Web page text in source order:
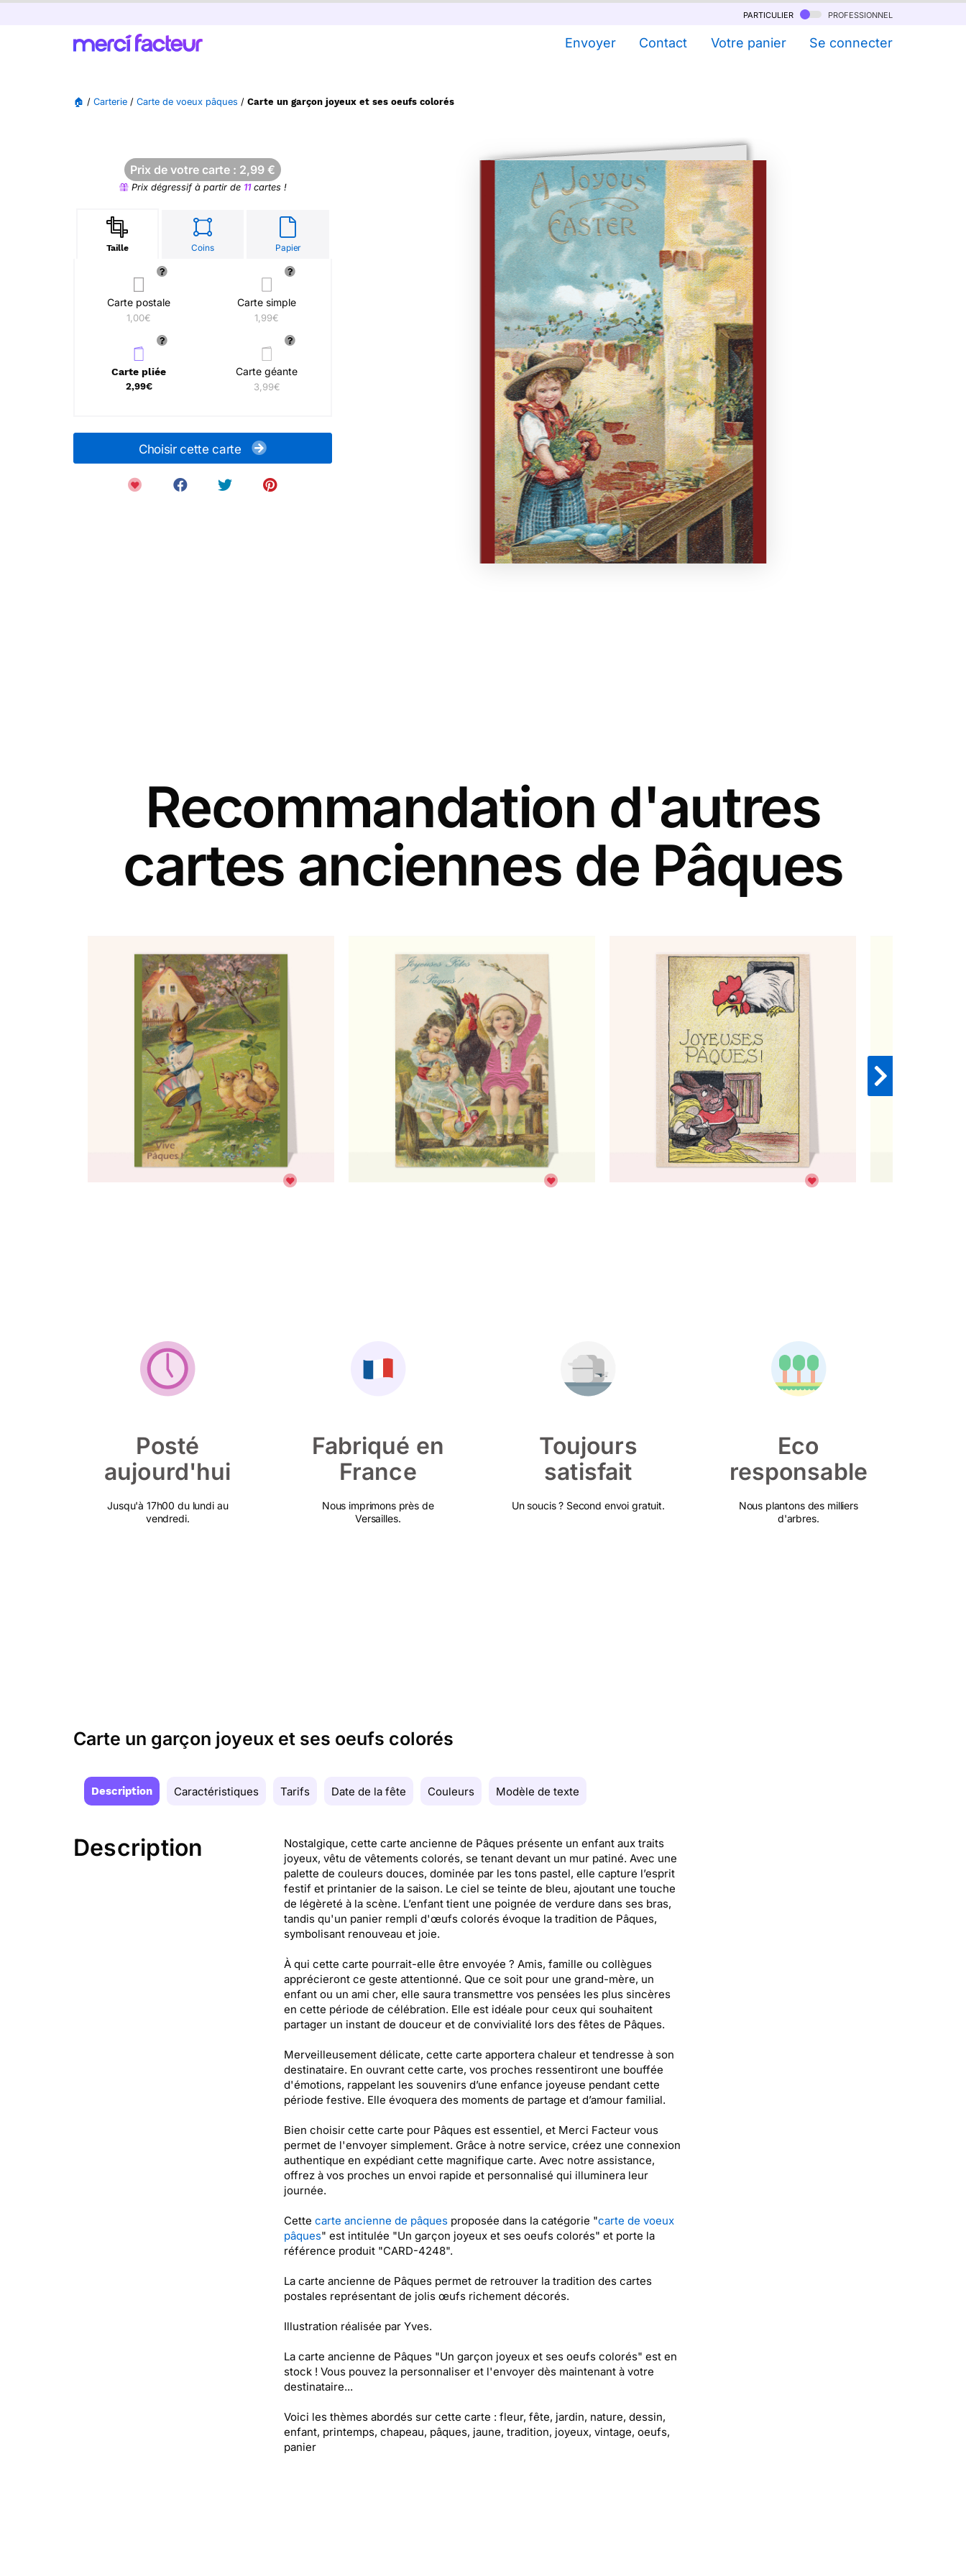
particulier professionnel
Envoyer Contact Votre panier Se connecter
🏠 / Carterie / Carte de voeux pâques / Carte un garçon joyeux et ses oeufs colorés
Prix de votre carte : 2,99 €
Prix dégressif à partir de 11cartes !
Taille Coins Papier
Carte postale
1,00€
Carte simple
1,99€
Carte pliée
2,99€
Carte géante
3,99€
Choisir cette carte
Recommandation d'autres
cartes anciennes de Pâques
Posté
aujourd'hui
Jusqu'à 17h00 du lundi au
vendredi.
Fabriqué en
France
Nous imprimons près de
Versailles.
Toujours
satisfait
Un soucis ? Second envoi gratuit.
Eco
responsable
Nous plantons des milliers
d'arbres.
Carte un garçon joyeux et ses oeufs colorés
Description Caractéristiques Tarifs Date de la fête Couleurs Modèle de texte
Description
Nostalgique, cette carte ancienne de Pâques présente un enfant aux traits
joyeux, vêtu de vêtements colorés, se tenant devant un mur patiné. Avec une
palette de couleurs douces, dominée par les tons pastel, elle capture l’esprit
festif et printanier de la saison. Le ciel se teinte de bleu, ajoutant une touche
de légèreté à la scène. L’enfant tient une poignée de verdure dans ses bras,
tandis qu'un panier rempli d'œufs colorés évoque la tradition de Pâques,
symbolisant renouveau et joie.
À qui cette carte pourrait-elle être envoyée ? Amis, famille ou collègues
apprécieront ce geste attentionné. Que ce soit pour une grand-mère, un
enfant ou un ami cher, elle saura transmettre vos pensées les plus sincères
en cette période de célébration. Elle est idéale pour ceux qui souhaitent
partager un instant de douceur et de convivialité lors des fêtes de Pâques.
Merveilleusement délicate, cette carte apportera chaleur et tendresse à son
destinataire. En ouvrant cette carte, vos proches ressentiront une bouffée
d'émotions, rappelant les souvenirs d’une enfance joyeuse pendant cette
période festive. Elle évoquera des moments de partage et d’amour familial.
Bien choisir cette carte pour Pâques est essentiel, et Merci Facteur vous
permet de l'envoyer simplement. Grâce à notre service, créez une connexion
authentique en expédiant cette magnifique carte. Avec notre assistance,
offrez à vos proches un envoi rapide et personnalisé qui illuminera leur
journée.
Cette carte ancienne de pâquesproposée dans la catégorie "carte de voeux
pâques" est intitulée "Un garçon joyeux et ses oeufs colorés" et porte la
référence produit "CARD-4248".
La carte ancienne de Pâques permet de retrouver la tradition des cartes
postales représentant de jolis œufs richement décorés.
Illustration réalisée par Yves.
La carte ancienne de Pâques "Un garçon joyeux et ses oeufs colorés" est en
stock ! Vous pouvez la personnaliser et l'envoyer dès maintenant à votre
destinataire...
Voici les thèmes abordés sur cette carte : fleur, fête, jardin, nature, dessin,
enfant, printemps, chapeau, pâques, jaune, tradition, joyeux, vintage, oeufs,
panier